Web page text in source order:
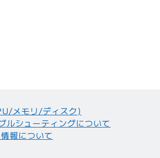
メモリ/ディスク)
ルシューティングについて
報について